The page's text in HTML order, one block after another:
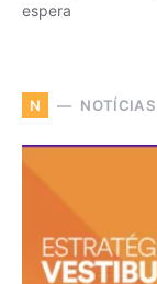
espera
N NOTÍCIAS